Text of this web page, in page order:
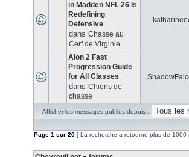
in Madden NFL 26 Is
Redefining
Defensive
dans Chasse au
Cerf de Virginie
Aion 2 Fast
Progression Guide
for All Classes
dans Chiens de
chasse
Afficher les messages publiés depuis :
Page 1 sur 20 [ La recherche a retourné plus de 1000